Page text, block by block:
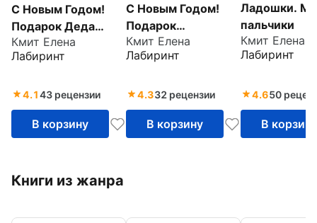
С Новым Годом!
Подарок Деда
Мороза
Кмит Елена
Лабиринт
4.143 рецензии
В корзину
С Новым Годом!
Подарок
Снегурочки
Кмит Елена
Лабиринт
4.332 рецензии
В корзину
Ладошки.
пальчики
Кмит Елена
Лабиринт
4.650
В корзину
Книги из жанра